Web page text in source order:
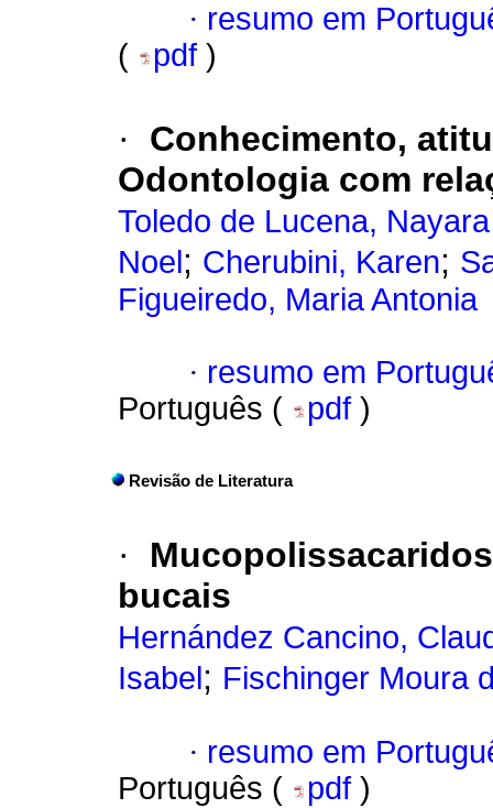
· resumo em
(
pdf )
·
Conhecimento,
Odontologia com
Toledo de Lucena, Nayara
Noel ; Cherubini, Karen;
Figueiredo, Maria Antonia
· resumo em
Português (
pdf )
Revisão de Literatura
·
bucais
Hernández Cancino,
Isabel ; Fischinger Moura
· resumo em
Português (
pdf )